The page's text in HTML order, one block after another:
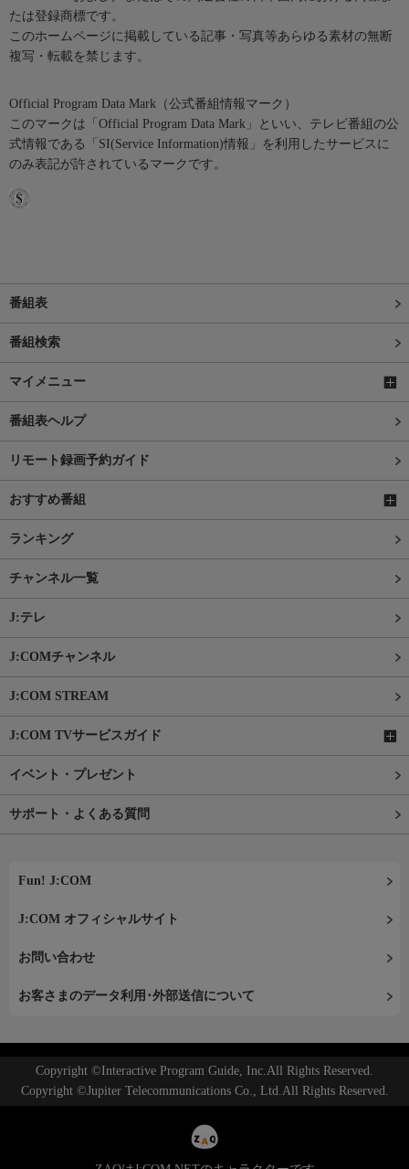
たは登録商標です。
このホームページに掲載している記事・写真等あらゆる素材の無断
複写・転載を禁じます。
Official Program Data Mark（公式番組情報マーク）
このマークは「Official Program Data Mark」といい、テレビ番組の公
式情報である「SI(Service Information)情報」を利用したサービスに
のみ表記が許されているマークです。
番組表
番組検索
マイメニュー
番組表ヘルプ
リモート録画予約ガイド
おすすめ番組
ランキング
チャンネル一覧
J:テレ
J:COMチャンネル
J:COM STREAM
J:COM TVサービスガイド
イベント・プレゼント
サポート・よくある質問
Fun! J:COM
J:COM オフィシャルサイト
お問い合わせ
お客さまのデータ利用･外部送信について
Copyright ©Interactive Program Guide, Inc.All Rights Reserved.
Copyright ©Jupiter Telecommunications Co., Ltd.All Rights Reserved.